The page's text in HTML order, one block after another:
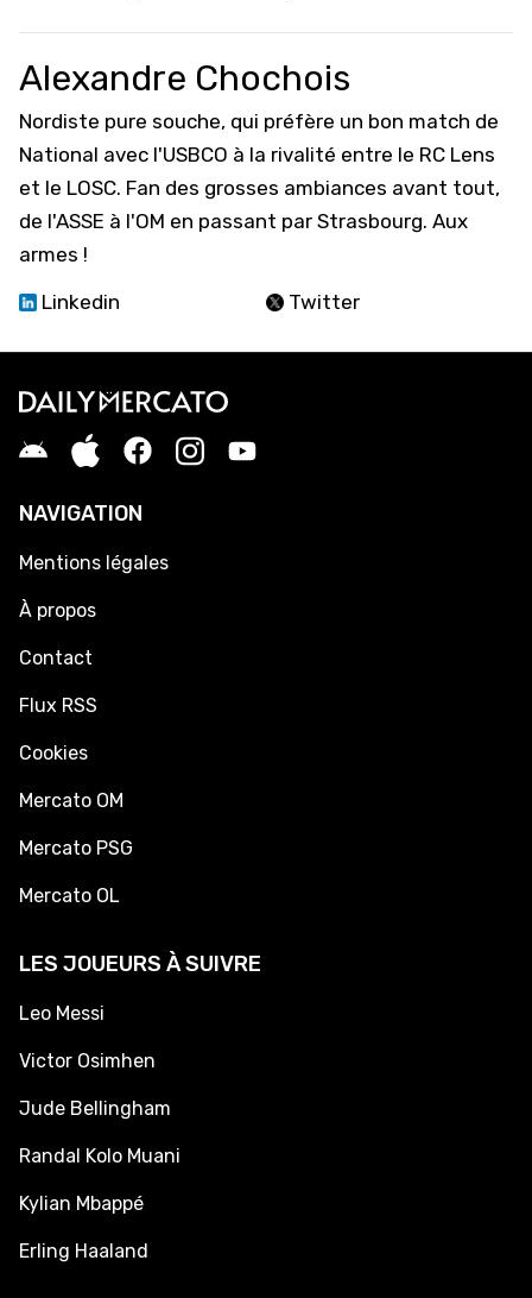
Alexandre Chochois
Nordiste pure souche, qui préfère un bon match de
National avec l'USBCO à la rivalité entre le RC Lens
et le LOSC. Fan des grosses ambiances avant tout,
de l'ASSE à l'OM en passant par Strasbourg. Aux
armes !
Linkedin
Twitter
NAVIGATION
Mentions légales
À propos
Contact
Flux RSS
Cookies
Mercato OM
Mercato PSG
Mercato OL
LES JOUEURS À SUIVRE
Leo Messi
Victor Osimhen
Jude Bellingham
Randal Kolo Muani
Kylian Mbappé
Erling Haaland